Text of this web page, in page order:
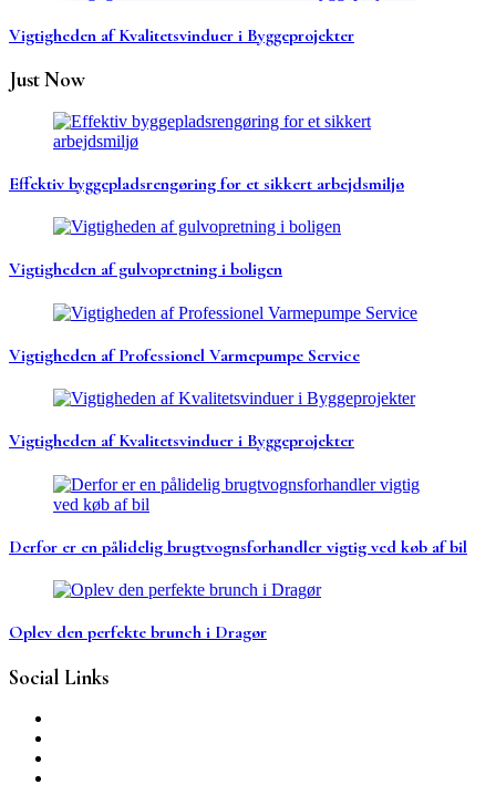
Vigtigheden af Kvalitetsvinduer i Byggeprojekter
Just Now
Effektiv byggepladsrengøring for et sikkert arbejdsmiljø
Vigtigheden af gulvopretning i boligen
Vigtigheden af Professionel Varmepumpe Service
Vigtigheden af Kvalitetsvinduer i Byggeprojekter
Derfor er en pålidelig brugtvognsforhandler vigtig ved køb af bil
Oplev den perfekte brunch i Dragør
Social Links